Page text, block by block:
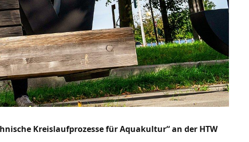
Kreislaufprozesse für Aquakultur“ an der HTW